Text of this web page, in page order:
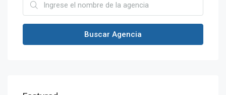
Buscar Agencia